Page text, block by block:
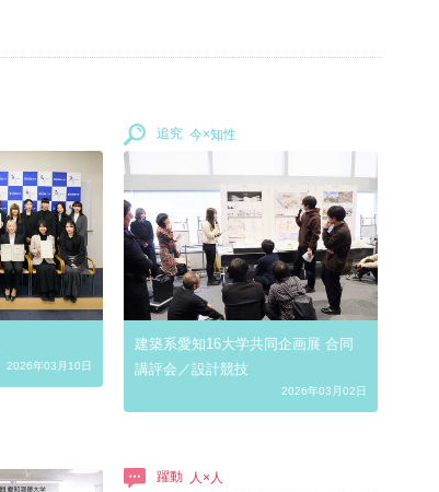
2026年03月10日
追究
建築系愛知16大学共同企画展 合同
講評会／設計競技
2026年03月02日
躍動